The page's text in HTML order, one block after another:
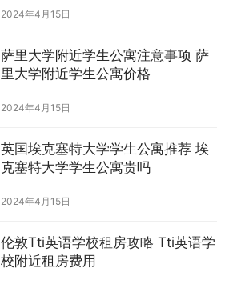
2024年4月15日
萨里大学附近学生公寓注意事项 萨
里大学附近学生公寓价格
2024年4月15日
英国埃克塞特大学学生公寓推荐 埃
克塞特大学学生公寓贵吗
2024年4月15日
伦敦Tti英语学校租房攻略 Tti英语学
校附近租房费用